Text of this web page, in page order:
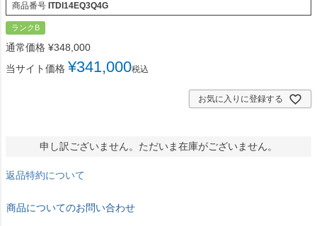
商品番号 ITDI14EQ3Q4G
ランクB
通常価格 ¥348,000
当サイト価格 ¥341,000税込
お気に入りに登録する
申し訳ございません。ただいま在庫がございません。
返品特約について
商品についてのお問い合わせ